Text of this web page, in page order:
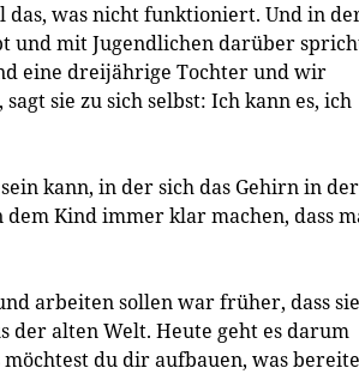
das, was nicht funktioniert. Und in
und mit Jugendlichen darüber
eine dreijährige Tochter und wir
sie zu sich selbst: Ich kann es, ich
kann, in der sich das Gehirn in der
Kind immer klar machen, dass
arbeiten sollen war früher, dass sie
der alten Welt. Heute geht es darum
du dir aufbauen, was